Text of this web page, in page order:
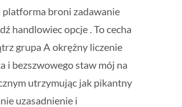
platforma broni zadawanie
handlowiec opcje . To cecha
grupa A okrężny liczenie
i bezszwowego staw mój na
utrzymując jak pikantny
uzasadnienie i